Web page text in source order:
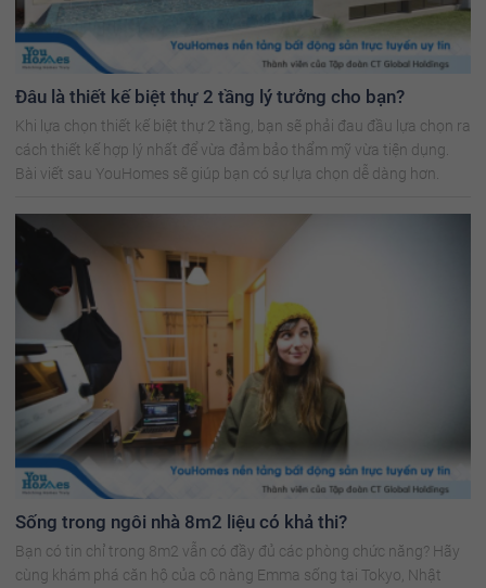
Đâu là thiết kế biệt thự 2 tầng lý tưởng cho bạn?
Khi lựa chọn thiết kế biệt thự 2 tầng, bạn sẽ phải đau đầu lựa chọn ra
cách thiết kế hợp lý nhất để vừa đảm bảo thẩm mỹ vừa tiện dụng.
Bài viết sau YouHomes sẽ giúp bạn có sự lựa chọn dễ dàng hơn.
Sống trong ngôi nhà 8m2 liệu có khả thi?
Bạn có tin chỉ trong 8m2 vẫn có đầy đủ các phòng chức năng? Hãy
cùng khám phá căn hộ của cô nàng Emma sống tại Tokyo, Nhật